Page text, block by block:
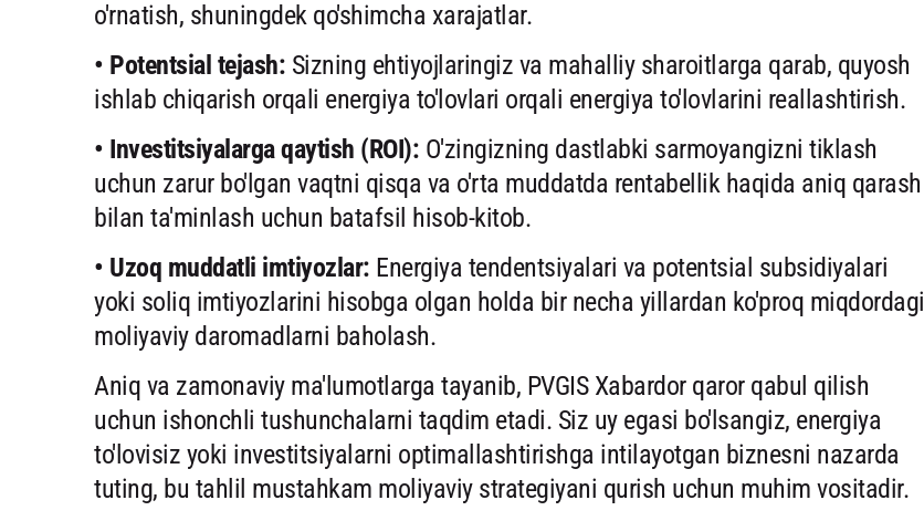
o'rnatish, shuningdek qo'shimcha xarajatlar.
• Potentsial tejash: Sizning ehtiyojlaringiz va mahalliy sharoitlarga qarab, quyosh
ishlab chiqarish orqali energiya to'lovlari orqali energiya to'lovlarini reallashtirish.
• Investitsiyalarga qaytish (ROI): O'zingizning dastlabki sarmoyangizni tiklash
uchun zarur bo'lgan vaqtni qisqa va o'rta muddatda rentabellik haqida aniq qarash
bilan ta'minlash uchun batafsil hisob-kitob.
• Uzoq muddatli imtiyozlar: Energiya tendentsiyalari va potentsial subsidiyalari
yoki soliq imtiyozlarini hisobga olgan holda bir necha yillardan ko'proq miqdordagi
moliyaviy daromadlarni baholash.
Aniq va zamonaviy ma'lumotlarga tayanib, PVGIS Xabardor qaror qabul qilish
uchun ishonchli tushunchalarni taqdim etadi. Siz uy egasi bo'lsangiz, energiya
to'lovisiz yoki investitsiyalarni optimallashtirishga intilayotgan biznesni nazarda
tuting, bu tahlil mustahkam moliyaviy strategiyani qurish uchun muhim vositadir.